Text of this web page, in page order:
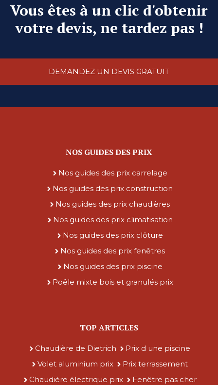
Vous êtes à un clic d'obtenir
votre devis, ne tardez pas !
DEMANDEZ UN DEVIS GRATUIT
NOS GUIDES DES PRIX
Nos guides des prix carrelage
Nos guides des prix construction
Nos guides des prix chaudières
Nos guides des prix climatisation
Nos guides des prix clôture
Nos guides des prix fenêtres
Nos guides des prix piscine
Poêle mixte bois et granulés prix
TOP ARTICLES
Chaudière de Dietrich
Prix d une piscine
Volet aluminium prix
Prix terrassement
Chaudière électrique prix
Fenêtre pas cher